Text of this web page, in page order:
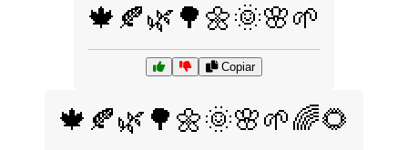
🍁🍂🌿🌳🌼🌞🌸🌱
Copiar
🍁🍂🌿🌳🌼🌞🌸🌱🌈🌻